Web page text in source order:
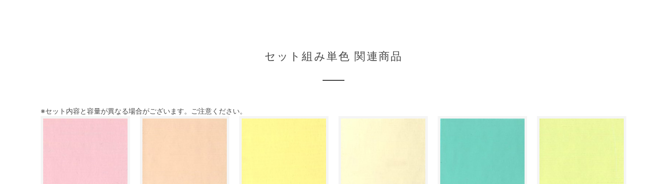
セット組み単色 関連商品
※セット内容と容量が異なる場合がございます。ご注意ください。